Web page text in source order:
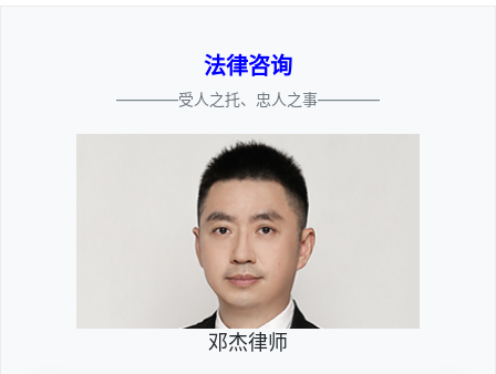
法律咨询
————受人之托、忠人之事————
邓杰律师